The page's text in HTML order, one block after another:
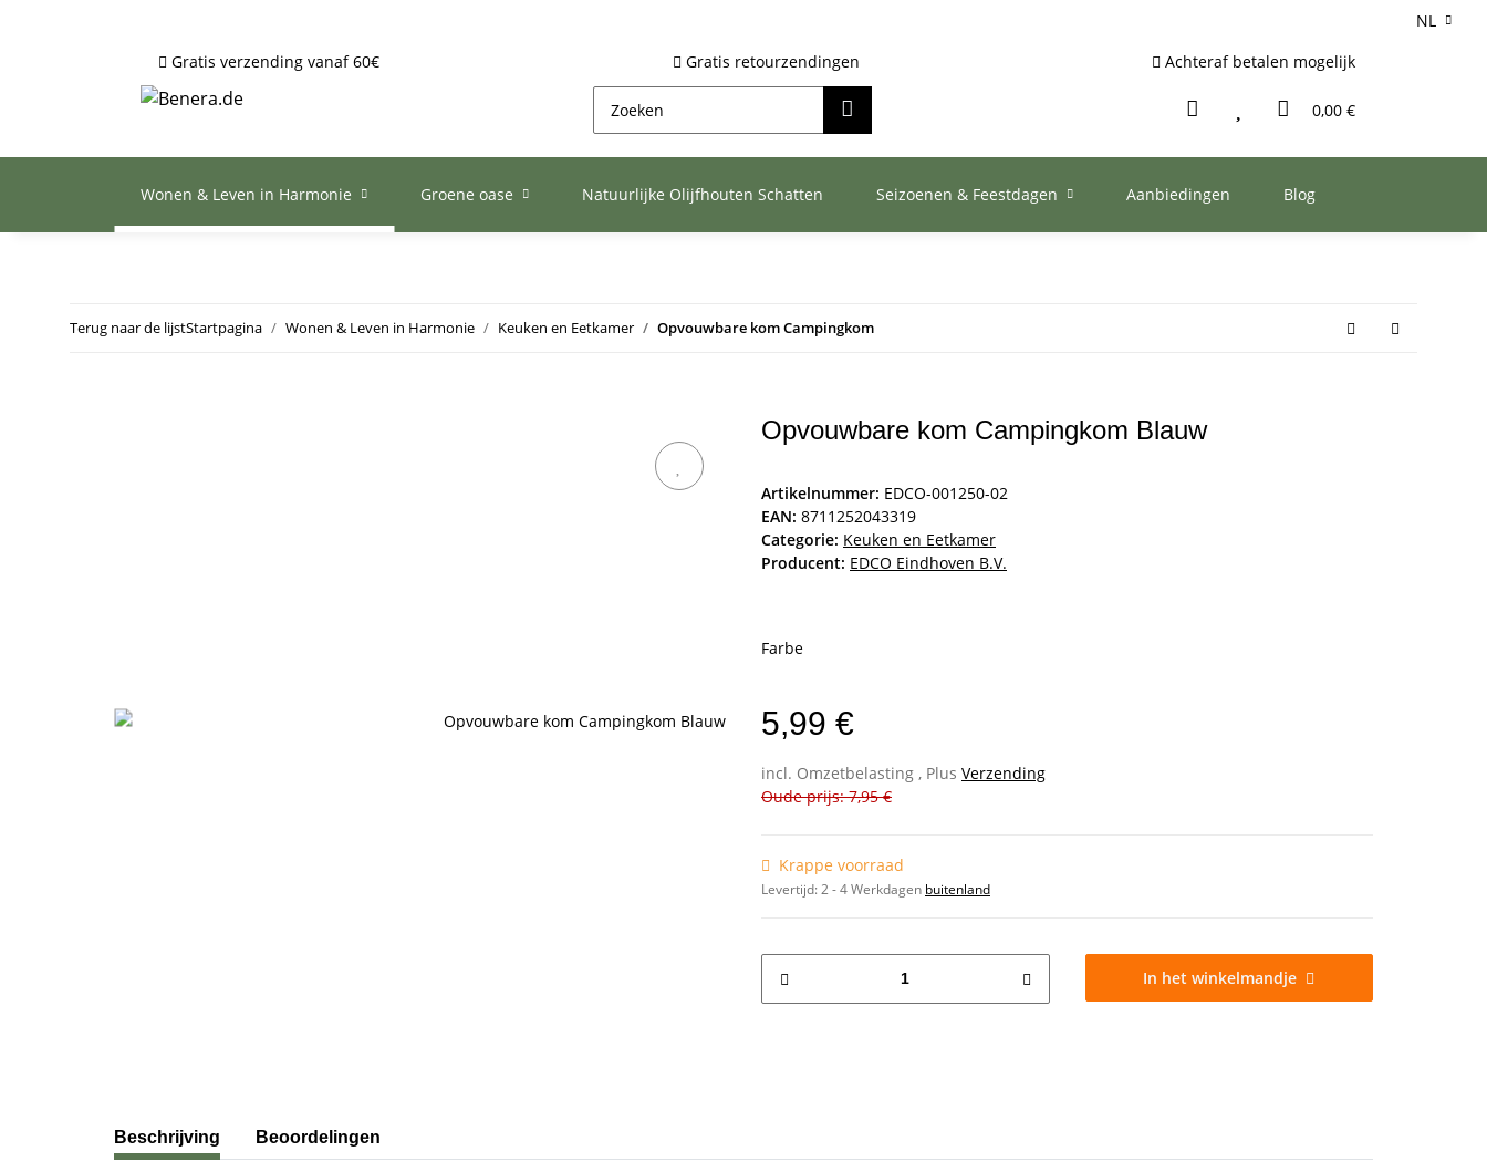
NL
Gratis verzending vanaf 60€
Gratis retourzendingen Achteraf betalen mogelijk
0,00 €
Wonen & Leven in Harmonie Groene oase Natuurlijke Olijfhouten Schatten Seizoenen & Feestdagen Aanbiedingen Blog
Terug naar de lijstStartpagina Wonen & Leven in Harmonie Keuken en Eetkamer Opvouwbare kom Campingkom
Opvouwbare kom Campingkom Blauw
Artikelnummer: EDCO-001250-02
EAN: 8711252043319
Categorie: Keuken en Eetkamer
Producent: EDCO Eindhoven B.V.
Farbe
5,99 €
incl. Omzetbelasting , Plus Verzending
Oude prijs: 7,95 €
Krappe voorraad
Levertijd:2 - 4 Werkdagen buitenland
In het winkelmandje
#productDetails.showMoreTabs#
Beschrijving Beoordelingen